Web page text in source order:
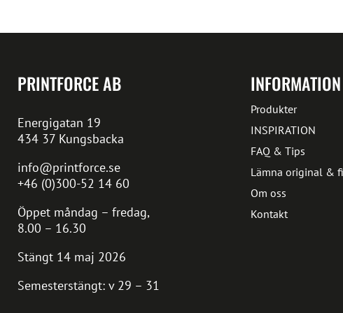
PRINTFORCE AB
Energigatan 19
434 37 Kungsbacka
info@printforce.se
+46 (0)300-52 14 60
Öppet måndag – fredag,
8.00 – 16.30
Stängt 14 maj 2026
Semesterstängt: v 29 – 31
INFORMATION
Produkter
INSPIRATION
FAQ & Tips
Lämna original &
Om oss
Kontakt